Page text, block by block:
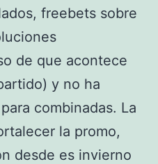
freebets sobre
de que acontece
y no ha
combinadas. La
la promo,
desde es invierno